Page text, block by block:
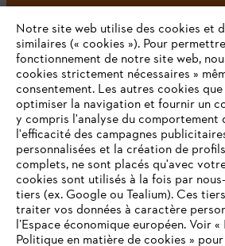
L'Entreprise
STIHL FAQ
Notre site web utilise des cookies et
similaires (« cookies »). Pour
fonctionnement de notre site web,
cookies strictement nécessaires »
consentement. Les autres cookies
optimiser la navigation et fournir un
y compris l'analyse du comportement
l'efficacité des campagnes
personnalisées et la création de
complets, ne sont placés qu'avec
cookies sont utilisés à la fois par
tiers (ex. Google ou Tealium). Ces
traiter vos données à caractère
l’Espace économique européen. Voir
Politique en matière de cookies »